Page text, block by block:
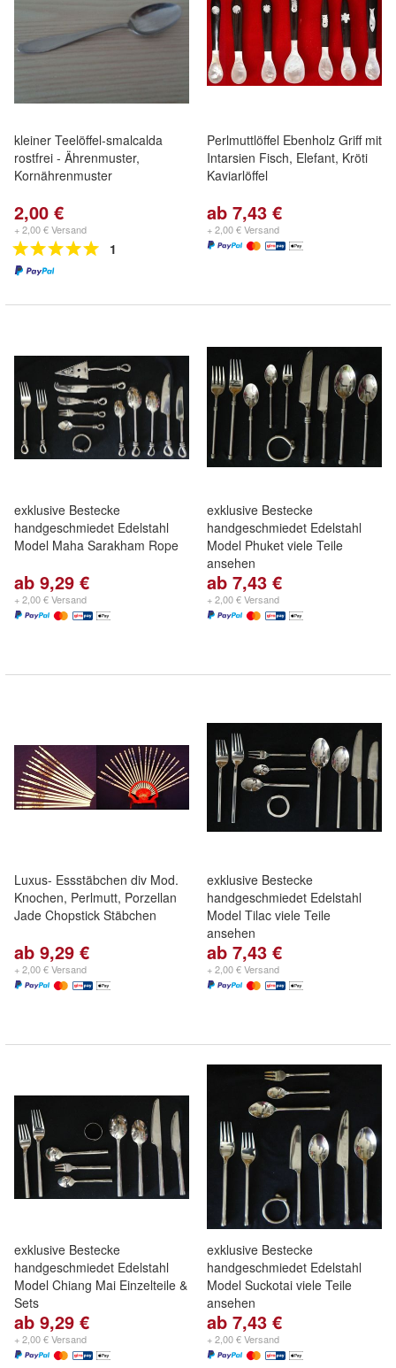
kleiner Teelöffel-smalcalda
rostfrei - Ährenmuster,
Kornährenmuster
2,00 €
+ 2,00 € Versand
1
Perlmuttlöffel Ebenholz Griff mit
Intarsien Fisch, Elefant, Kröti
Kaviarlöffel
ab 7,43 €
+ 2,00 € Versand
exklusive Bestecke
handgeschmiedet Edelstahl
Model Maha Sarakham Rope
ab 9,29 €
+ 2,00 € Versand
exklusive Bestecke
handgeschmiedet Edelstahl
Model Phuket viele Teile
ansehen
ab 7,43 €
+ 2,00 € Versand
Luxus- Essstäbchen div Mod.
Knochen, Perlmutt, Porzellan
Jade Chopstick Stäbchen
ab 9,29 €
+ 2,00 € Versand
exklusive Bestecke
handgeschmiedet Edelstahl
Model Tilac viele Teile
ansehen
ab 7,43 €
+ 2,00 € Versand
exklusive Bestecke
handgeschmiedet Edelstahl
Model Chiang Mai Einzelteile &
Sets
ab 9,29 €
+ 2,00 € Versand
exklusive Bestecke
handgeschmiedet Edelstahl
Model Suckotai viele Teile
ansehen
ab 7,43 €
+ 2,00 € Versand